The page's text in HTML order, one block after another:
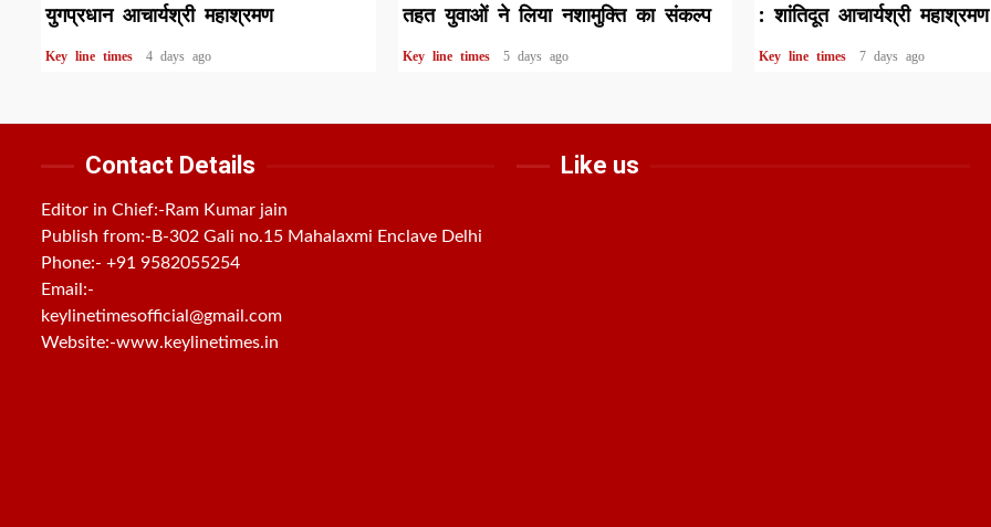
युगप्रधान आचार्यश्री महाश्रमण
Key line times 4 days ago
तहत युवाओं ने लिया नशामुक्ति का संकल्प
Key line times 5 days ago
: शांतिदूत आचार्यश्री महाश्रमण
Key line times 7 days ago
Contact Details
Editor in Chief:-Ram Kumar jain
Publish from:- B-302 Gali no.15 Mahalaxmi Enclave Delhi
Phone:- +91 9582055254
Email:-
keylinetimesofficial@gmail.com
Website:-www.keylinetimes.in
Like us